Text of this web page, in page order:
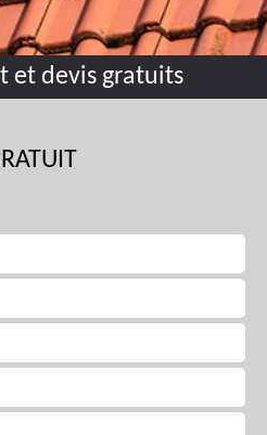
et devis gratuits